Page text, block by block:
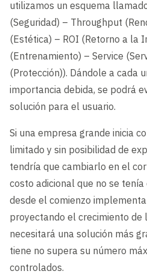
utilizamos un esquema
(Seguridad) – Throughput
(Estética) – ROI (Retorno a la
(Entrenamiento) – Service
(Protección)). Dándole a cada
importancia debida, se podrá
solución para el usuario.
Si una empresa grande inicia
limitado y sin posibilidad de
tendría que cambiarlo en el
costo adicional que no se
desde el comienzo
proyectando el crecimiento de
necesitará una solución más
tiene no supera su número
controlados.